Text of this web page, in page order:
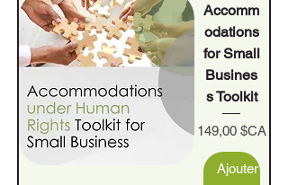
Accomm
odations
for Small
Busines
s Toolkit
Prix
149,00 $CA
Ajouter